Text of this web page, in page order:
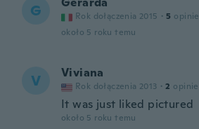
G Rok dołączenia 2015 · 5 opinie
około 5 roku temu
V Viviana
Rok dołączenia 2013 · 2 opinie
It was just liked pictured
około 5 roku temu